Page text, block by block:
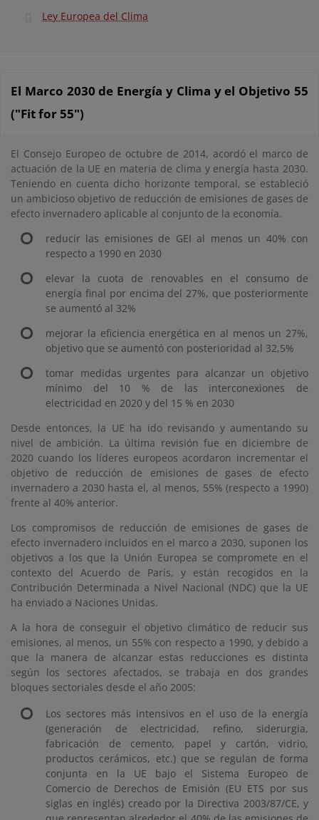
Ley Europea del Clima
El Marco 2030 de Energía y Clima y el Objetivo 55
("Fit for 55")
El Consejo Europeo de octubre de 2014, acordó el marco de
actuación de la UE en materia de clima y energía hasta 2030.
Teniendo en cuenta dicho horizonte temporal, se estableció
un ambicioso objetivo de reducción de emisiones de gases de
efecto invernadero aplicable al conjunto de la economía.
reducir las emisiones de GEI al menos un 40% con
respecto a 1990 en 2030
elevar la cuota de renovables en el consumo de
energía final por encima del 27%, que posteriormente
se aumentó al 32%
mejorar la eficiencia energética en al menos un 27%,
objetivo que se aumentó con posterioridad al 32,5%
tomar medidas urgentes para alcanzar un objetivo
mínimo del 10 % de las interconexiones de
electricidad en 2020 y del 15 % en 2030
Desde entonces, la UE ha ido revisando y aumentando su
nivel de ambición. La última revisión fue en diciembre de
2020 cuando los líderes europeos acordaron incrementar el
objetivo de reducción de emisiones de gases de efecto
invernadero a 2030 hasta el, al menos, 55% (respecto a 1990)
frente al 40% anterior.
Los compromisos de reducción de emisiones de gases de
efecto invernadero incluidos en el marco a 2030, suponen los
objetivos a los que la Unión Europea se compromete en el
contexto del Acuerdo de París, y están recogidos en la
Contribución Determinada a Nivel Nacional (NDC) que la UE
ha enviado a Naciones Unidas.
A la hora de conseguir el objetivo climático de reducir sus
emisiones, al menos, un 55% con respecto a 1990, y debido a
que la manera de alcanzar estas reducciones es distinta
según los sectores afectados, se trabaja en dos grandes
bloques sectoriales desde el año 2005:
Los sectores más intensivos en el uso de la energía
(generación de electricidad, refino, siderurgia,
fabricación de cemento, papel y cartón, vidrio,
productos cerámicos, etc.) que se regulan de forma
conjunta en la UE bajo el Sistema Europeo de
Comercio de Derechos de Emisión (EU ETS por sus
siglas en inglés) creado por la Directiva 2003/87/CE, y